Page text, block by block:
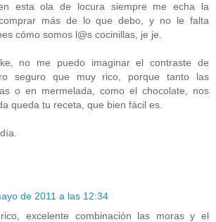
esta ola de locura siempre me echa la
más de lo que debo, y no le falta
cómo somos l@s cocinillas, je je.
no me puedo imaginar el contraste de
seguro que muy rico, porque tanto las
o en mermelada, como el chocolate, nos
queda tu receta, que bien fácil es.
de 2011 a las 12:34
excelente combinación las moras y el